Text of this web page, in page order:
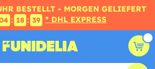
BESTELLT - MORGEN GELIEFERT
: 18 : 38 * DHL EXPRESS